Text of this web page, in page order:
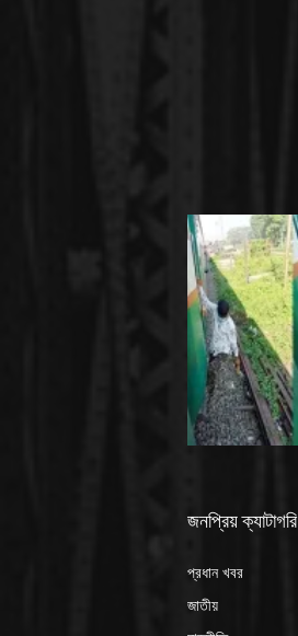
জনপ্রিয় ক্যাটাগরি
প্রধান খবর
জাতীয়